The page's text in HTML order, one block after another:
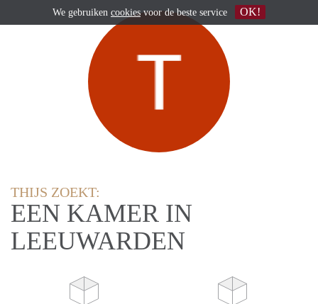
THIJS ZOEKT:
EEN KAMER IN
LEEUWARDEN
We gebruiken cookiesvoor de beste service OK!